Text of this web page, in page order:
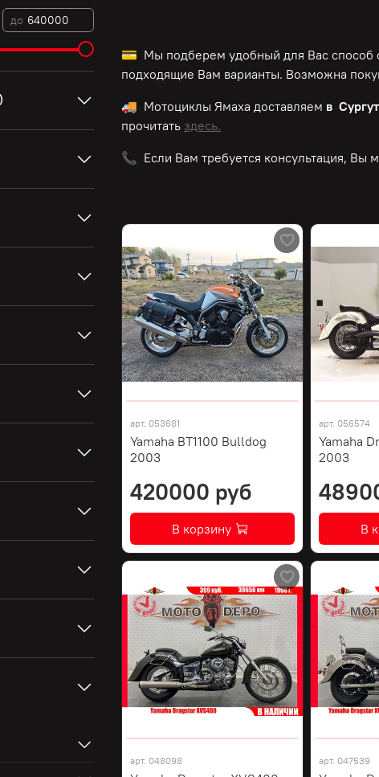
💳 Мы подберем удобный для Вас способ
подходящие Вам варианты. Возможна
🚚 Мотоциклы Ямаха доставляем в
прочитать здесь.
📞 Если Вам требуется консультация, Вы
арт. 053681
Yamaha BT1100 Bulldog
2003
420000 руб
В корзину
арт. 056574
Yamaha
2003
В
арт. 048098 арт. 047539
до